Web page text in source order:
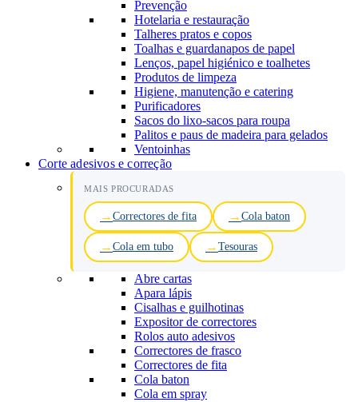
Prevenção
Hotelaria e restauração
Talheres pratos e copos
Toalhas e guardanapos de papel
Lenços, papel higiénico e toalhetes
Produtos de limpeza
Higiene, manutenção e catering
Purificadores
Sacos do lixo-sacos para roupa
Palitos e paus de madeira para gelados
Ventoinhas
Corte adesivos e correção
MAIS PROCURADAS
Correctores de fita Cola baton
Cola em tubo Tesouras
Abre cartas
Apara lápis
Cisalhas e guilhotinas
Expositor de correctores
Rolos auto adesivos
Correctores de frasco
Correctores de fita
Cola baton
Cola em spray